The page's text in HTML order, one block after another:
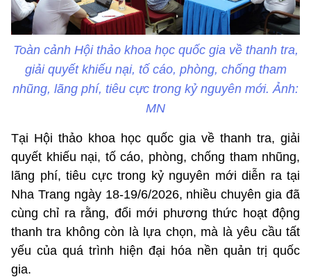
Toàn cảnh Hội thảo khoa học quốc gia về thanh tra,
giải quyết khiếu nại, tố cáo, phòng, chống tham
nhũng, lãng phí, tiêu cực trong kỷ nguyên mới. Ảnh:
MN
Tại Hội thảo khoa học quốc gia về thanh tra, giải
quyết khiếu nại, tố cáo, phòng, chống tham nhũng,
lãng phí, tiêu cực trong kỷ nguyên mới diễn ra tại
Nha Trang ngày 18-19/6/2026, nhiều chuyên gia đã
cùng chỉ ra rằng, đổi mới phương thức hoạt động
thanh tra không còn là lựa chọn, mà là yêu cầu tất
yếu của quá trình hiện đại hóa nền quản trị quốc
gia.